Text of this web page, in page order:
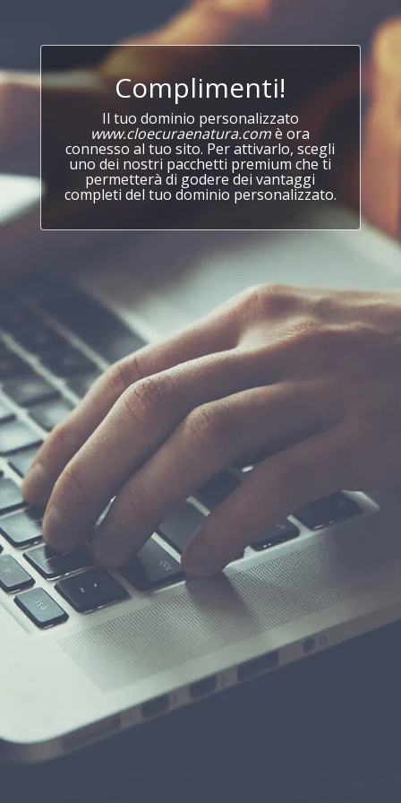
Complimenti!
Il tuo dominio personalizzato
www.cloecuraenatura.comè ora
connesso al tuo sito. Per attivarlo, scegli
uno dei nostri pacchetti premium che ti
permetterà di godere dei vantaggi
completi del tuo dominio personalizzato.